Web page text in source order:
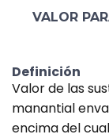
VALOR
Definición
Valor de las
manantial
encima del